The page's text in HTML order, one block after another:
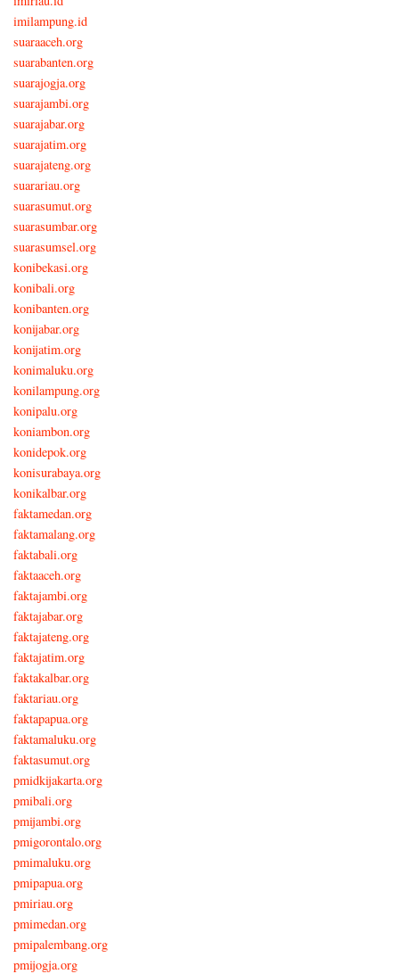
imilampung.id
suaraaceh.org
suarabanten.org
suarajogja.org
suarajambi.org
suarajabar.org
suarajatim.org
suarajateng.org
suarariau.org
suarasumut.org
suarasumbar.org
suarasumsel.org
konibekasi.org
konibali.org
konibanten.org
konijabar.org
konijatim.org
konimaluku.org
konilampung.org
konipalu.org
koniambon.org
konidepok.org
konisurabaya.org
konikalbar.org
faktamedan.org
faktamalang.org
faktabali.org
faktaaceh.org
faktajambi.org
faktajabar.org
faktajateng.org
faktajatim.org
faktakalbar.org
faktariau.org
faktapapua.org
faktamaluku.org
faktasumut.org
pmidkijakarta.org
pmibali.org
pmijambi.org
pmigorontalo.org
pmimaluku.org
pmipapua.org
pmiriau.org
pmimedan.org
pmipalembang.org
pmijogja.org